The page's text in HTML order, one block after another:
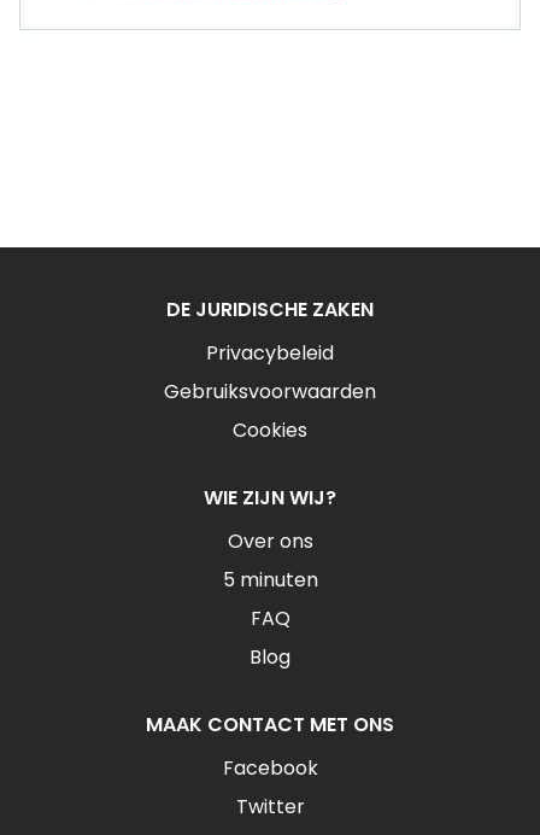
DE JURIDISCHE ZAKEN
Privacybeleid
Gebruiksvoorwaarden
Cookies
WIE ZIJN WIJ?
Over ons
5 minuten
FAQ
Blog
MAAK CONTACT MET ONS
Facebook
Twitter